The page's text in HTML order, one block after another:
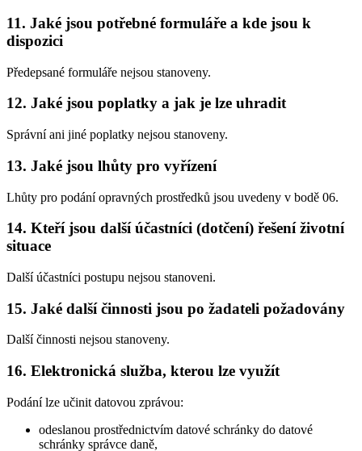
11. Jaké jsou potřebné formuláře a kde jsou k
dispozici
Předepsané formuláře nejsou stanoveny.
12. Jaké jsou poplatky a jak je lze uhradit
Správní ani jiné poplatky nejsou stanoveny.
13. Jaké jsou lhůty pro vyřízení
Lhůty pro podání opravných prostředků jsou uvedeny v bodě 06.
14. Kteří jsou další účastníci (dotčení) řešení životní
situace
Další účastníci postupu nejsou stanoveni.
15. Jaké další činnosti jsou po žadateli požadovány
Další činnosti nejsou stanoveny.
16. Elektronická služba, kterou lze využít
Podání lze učinit datovou zprávou:
odeslanou prostřednictvím datové schránky do datové
schránky správce daně,